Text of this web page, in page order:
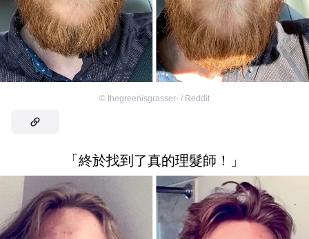
© thegreenisgrasser- / Reddit
「終於找到了真的理髮師！」